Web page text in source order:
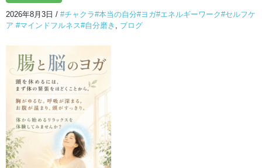
ブログ
2026年8月3日 / #チャクラ#本当の自分#ヨガ#エネルギーワーク#セルフケ
ア #マインドフルネス#自分磨き
ブログ